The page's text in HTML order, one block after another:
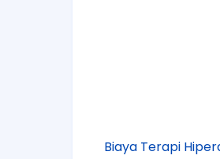
Biaya Terapi